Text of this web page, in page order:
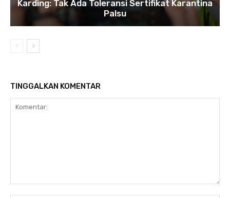
Karding: Tak Ada Toleransi Sertifikat Karantina
Palsu
TINGGALKAN KOMENTAR